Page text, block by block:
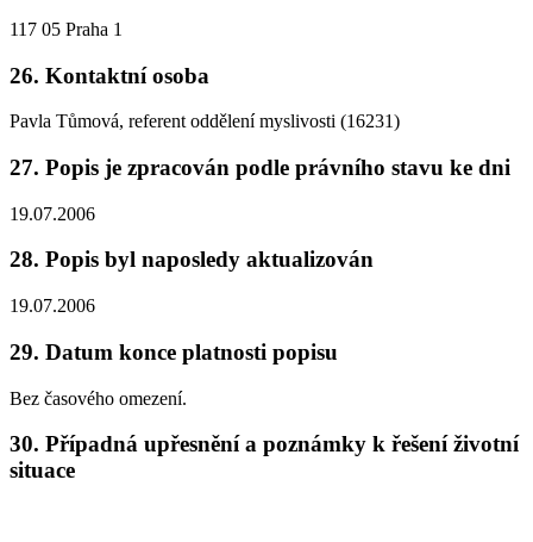
117 05 Praha 1
26. Kontaktní osoba
Pavla Tůmová, referent oddělení myslivosti (16231)
27. Popis je zpracován podle právního stavu ke dni
19.07.2006
28. Popis byl naposledy aktualizován
19.07.2006
29. Datum konce platnosti popisu
Bez časového omezení.
30. Případná upřesnění a poznámky k řešení životní
situace